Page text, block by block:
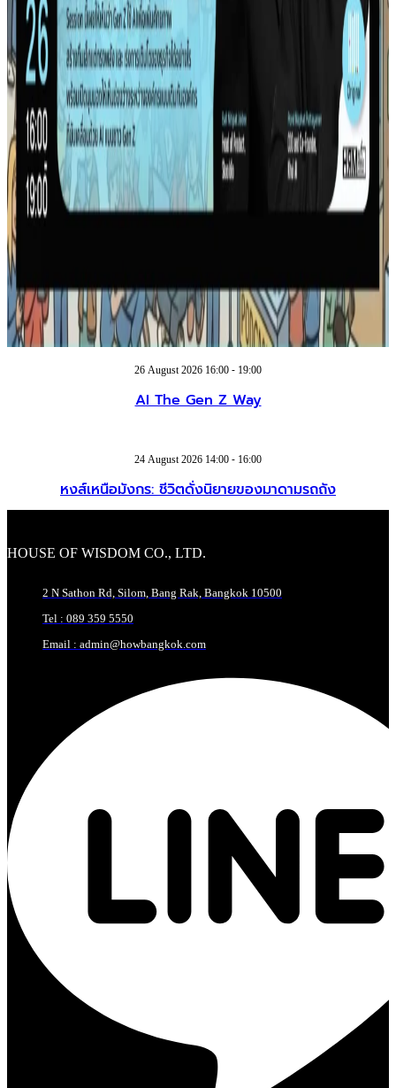
26 August 2026 16:00 - 19:00
AI The Gen Z Way
24 August 2026 14:00 - 16:00
หงส์เหนือมังกร: ชีวิตดั่งนิยายของมาดามรถถัง
HOUSE OF WISDOM CO., LTD.
2 N Sathon Rd, Silom, Bang Rak, Bangkok 10500
Tel : 089 359 5550
Email : admin@howbangkok.com